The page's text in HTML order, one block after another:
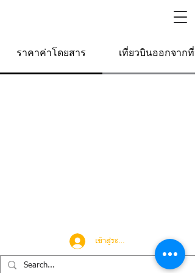
ราคาค่าโดยสาร เที่ยวบินออกจากที่นี่
เข้าสู่ระบบ